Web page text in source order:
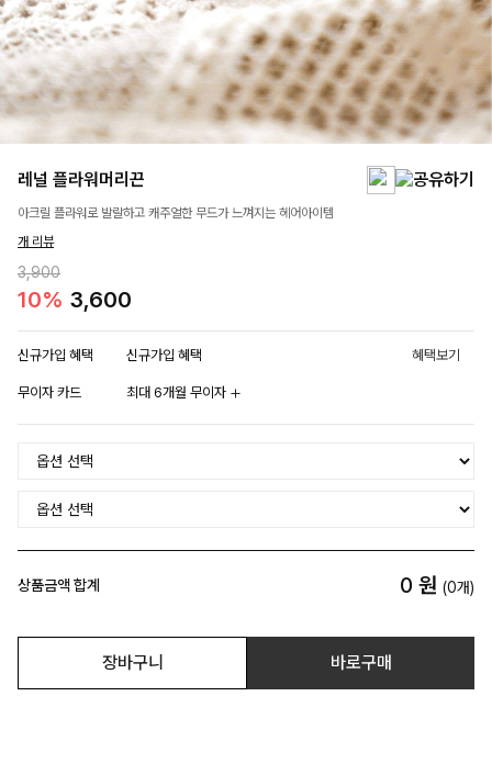
레널 플라워머리끈
아크릴 플라워로 발랄하고 캐주얼한 무드가 느껴지는 헤어아이템
개 리뷰
3,900
10% 3,600
신규가입 혜택 신규가입 혜택 혜택보기
무이자 카드 최대 6개월 무이자
상품금액 합계 0 원 (0개)
장바구니 바로구매